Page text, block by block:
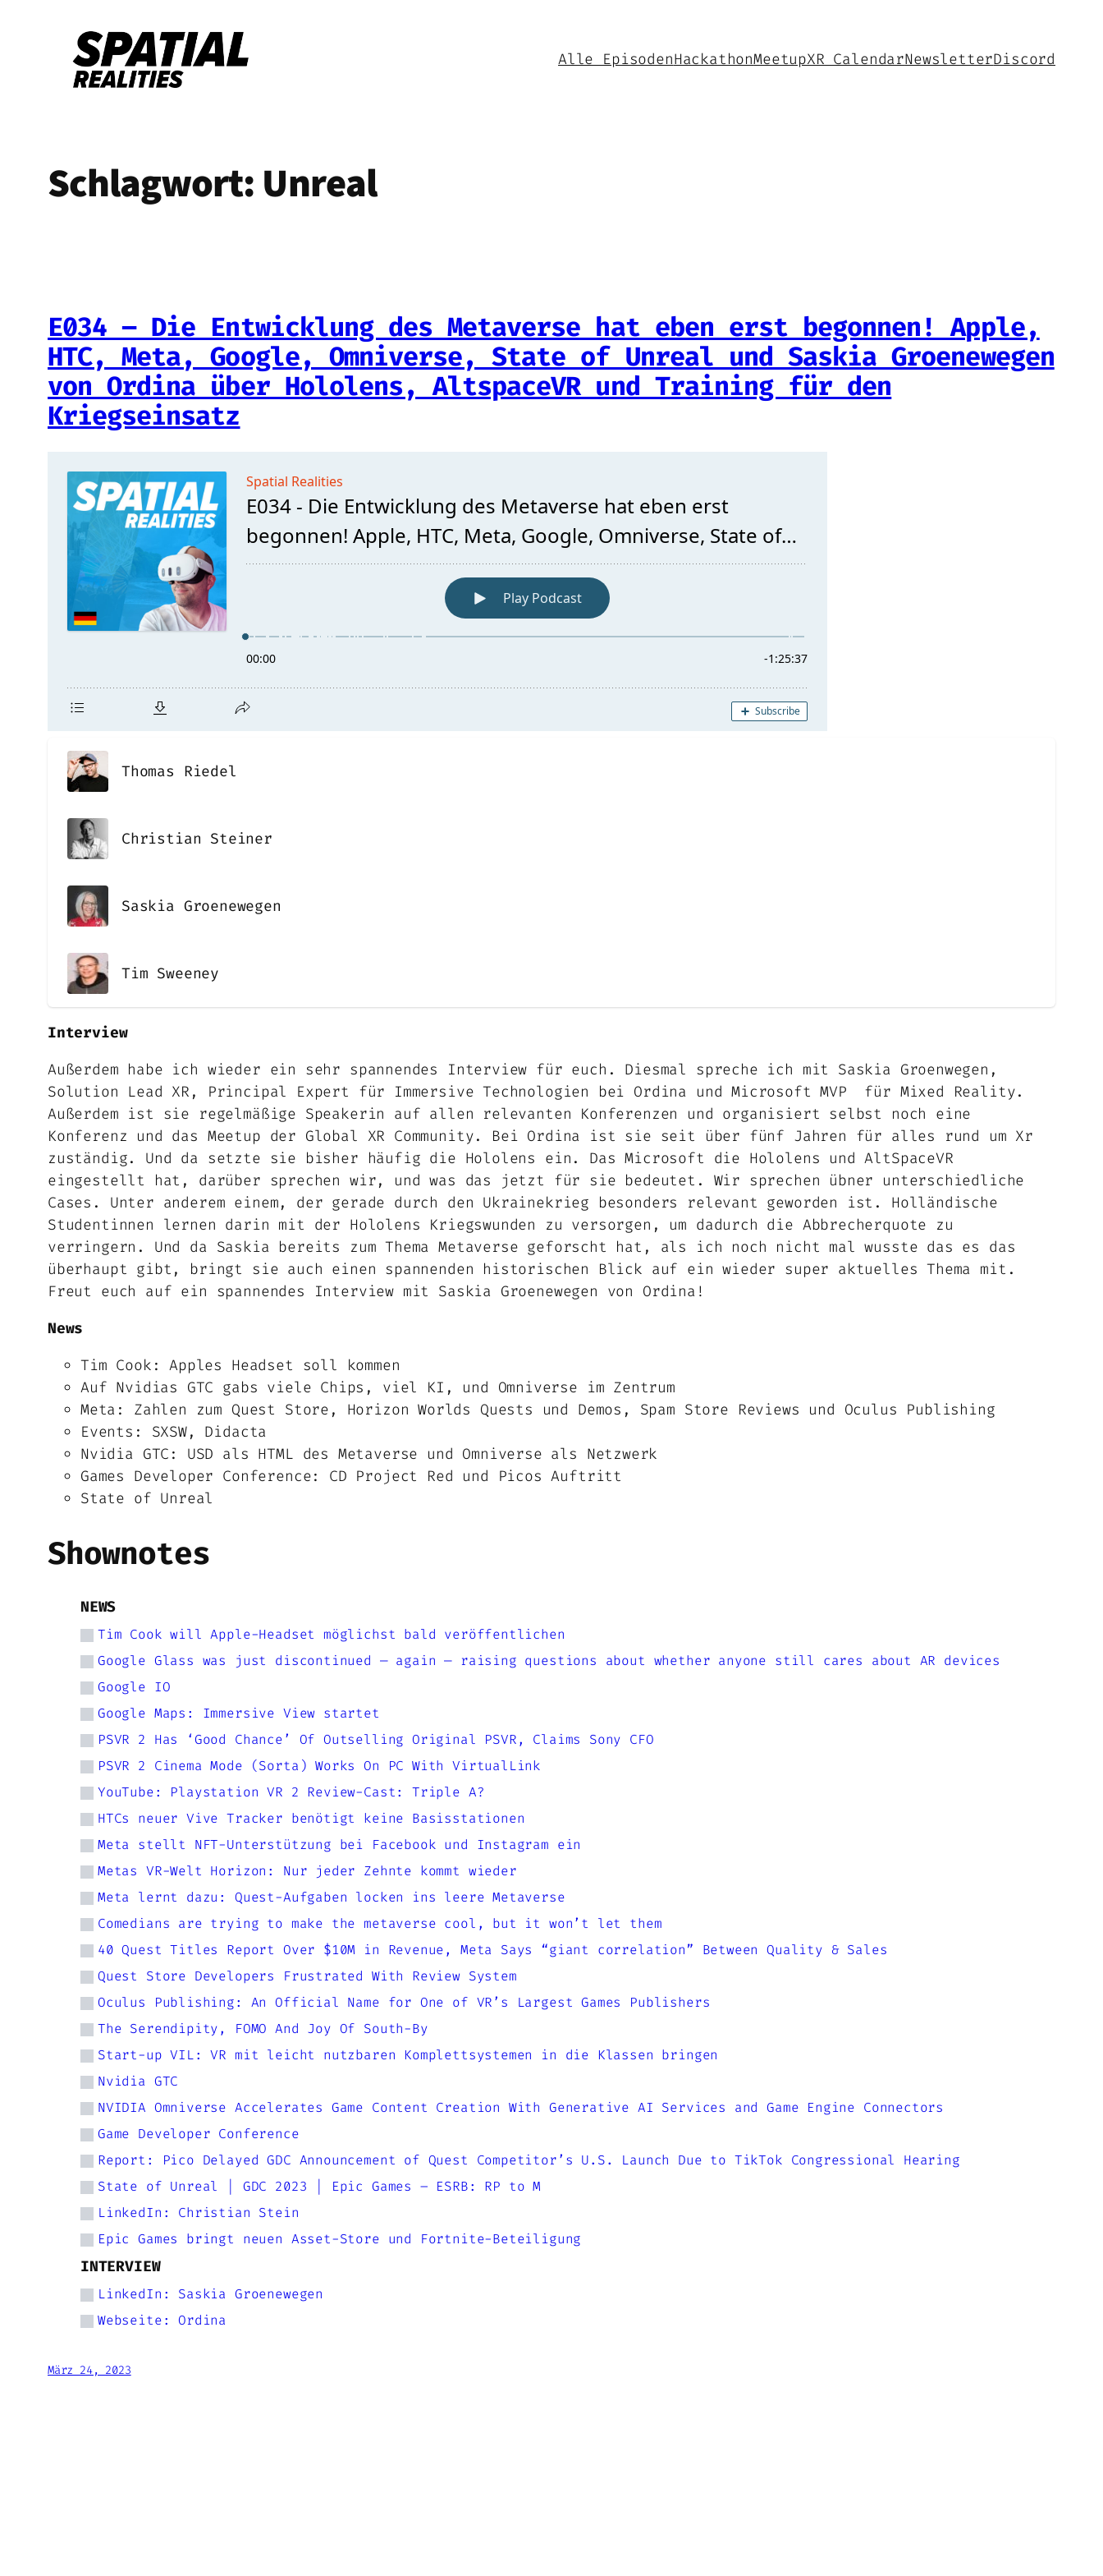
springen
Alle EpisodenHackathonMeetupXR CalendarNewsletterDiscord
Schlagwort:Unreal
E034 – Die Entwicklung des Metaverse hat eben erst begonnen! Apple,
HTC, Meta, Google, Omniverse, State of Unreal und Saskia Groenewegen
von Ordina über Hololens, AltspaceVR und Training für den
Kriegseinsatz
Thomas Riedel
Christian Steiner
Saskia Groenewegen
Tim Sweeney
Interview
Außerdem habe ich wieder ein sehr spannendes Interview für euch. Diesmal spreche ich mit Saskia Groenwegen,
Solution Lead XR, Principal Expert für Immersive Technologien bei Ordina und Microsoft MVP für Mixed Reality.
Außerdem ist sie regelmäßige Speakerin auf allen relevanten Konferenzen und organisiert selbst noch eine
Konferenz und das Meetup der Global XR Community. Bei Ordina ist sie seit über fünf Jahren für alles rund um Xr
zuständig. Und da setzte sie bisher häufig die Hololens ein. Das Microsoft die Hololens und AltSpaceVR
eingestellt hat, darüber sprechen wir, und was das jetzt für sie bedeutet. Wir sprechen übner unterschiedliche
Cases. Unter anderem einem, der gerade durch den Ukrainekrieg besonders relevant geworden ist. Holländische
Studentinnen lernen darin mit der Hololens Kriegswunden zu versorgen, um dadurch die Abbrecherquote zu
verringern. Und da Saskia bereits zum Thema Metaverse geforscht hat, als ich noch nicht mal wusste das es das
überhaupt gibt, bringt sie auch einen spannenden historischen Blick auf ein wieder super aktuelles Thema mit.
Freut euch auf ein spannendes Interview mit Saskia Groenewegen von Ordina!
News
Tim Cook: Apples Headset soll kommen
Auf Nvidias GTC gabs viele Chips, viel KI, und Omniverse im Zentrum
Meta: Zahlen zum Quest Store, Horizon Worlds Quests und Demos, Spam Store Reviews und Oculus Publishing
Events: SXSW, Didacta
Nvidia GTC: USD als HTML des Metaverse und Omniverse als Netzwerk
Games Developer Conference: CD Project Red und Picos Auftritt
State of Unreal
Shownotes
NEWS
Tim Cook will Apple-Headset möglichst bald veröffentlichen
Google Glass was just discontinued — again — raising questions about whether anyone still cares about AR devices
Google IO
Google Maps: Immersive View startet
PSVR 2 Has ‘Good Chance’ Of Outselling Original PSVR, Claims Sony CFO
PSVR 2 Cinema Mode (Sorta) Works On PC With VirtualLink
YouTube: Playstation VR 2 Review-Cast: Triple A?
HTCs neuer Vive Tracker benötigt keine Basisstationen
Meta stellt NFT-Unterstützung bei Facebook und Instagram ein
Metas VR-Welt Horizon: Nur jeder Zehnte kommt wieder
Meta lernt dazu: Quest-Aufgaben locken ins leere Metaverse
Comedians are trying to make the metaverse cool, but it won’t let them
40 Quest Titles Report Over $10M in Revenue, Meta Says “giant correlation” Between Quality & Sales
Quest Store Developers Frustrated With Review System
Oculus Publishing: An Official Name for One of VR’s Largest Games Publishers
The Serendipity, FOMO And Joy Of South-By
Start-up VIL: VR mit leicht nutzbaren Komplettsystemen in die Klassen bringen
Nvidia GTC
NVIDIA Omniverse Accelerates Game Content Creation With Generative AI Services and Game Engine Connectors
Game Developer Conference
Report: Pico Delayed GDC Announcement of Quest Competitor’s U.S. Launch Due to TikTok Congressional Hearing
State of Unreal | GDC 2023 | Epic Games – ESRB: RP to M
LinkedIn: Christian Stein
Epic Games bringt neuen Asset-Store und Fortnite-Beteiligung
INTERVIEW
LinkedIn: Saskia Groenewegen
Webseite: Ordina
März 24, 2023